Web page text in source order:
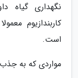
نگهداری
کاربندازیوم
است.
مواردی که به